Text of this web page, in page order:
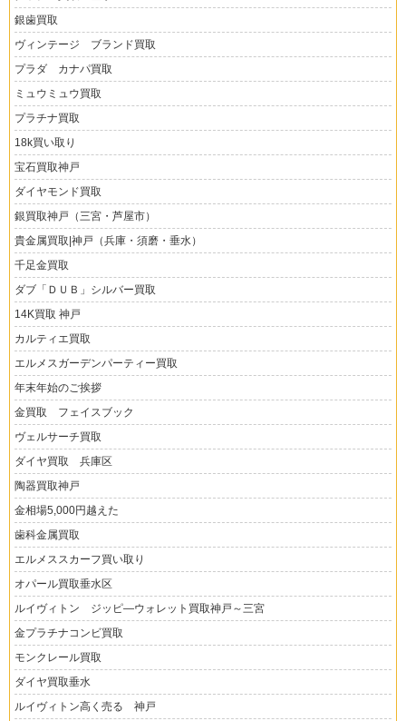
銀歯買取
ヴィンテージ ブランド買取
プラダ カナパ買取
ミュウミュウ買取
プラチナ買取
18k買い取り
宝石買取神戸
ダイヤモンド買取
銀買取神戸（三宮・芦屋市）
貴金属買取|神戸（兵庫・須磨・垂水）
千足金買取
ダブ「ＤＵＢ」シルバー買取
14K買取 神戸
カルティエ買取
エルメスガーデンパーティー買取
年末年始のご挨拶
金買取 フェイスブック
ヴェルサーチ買取
ダイヤ買取 兵庫区
陶器買取神戸
金相場5,000円越えた
歯科金属買取
エルメススカーフ買い取り
オパール買取垂水区
ルイヴィトン ジッピ―ウォレット買取神戸～三宮
金プラチナコンビ買取
モンクレール買取
ダイヤ買取垂水
ルイヴィトン高く売る 神戸